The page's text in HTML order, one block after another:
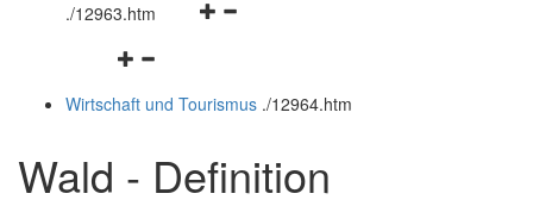
Navigationsmenü
./12963.htm
Navigationsmenü
und
Wirtschaft und Tourismus ./12964.htm
Wald - Definition